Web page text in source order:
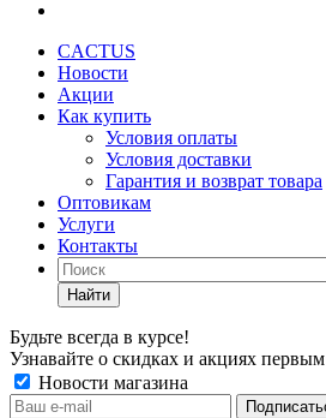
CACTUS
Новости
Акции
Как купить
Условия оплаты
Условия доставки
Гарантия и возврат товара
Оптовикам
Услуги
Контакты
Найти
Будьте всегда в курсе!
Узнавайте о скидках и акциях первым
Новости магазина